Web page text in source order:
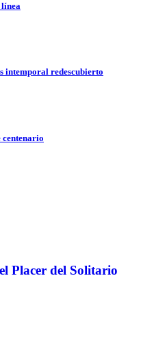
línea
intemporal redescubierto
Placer del Solitario